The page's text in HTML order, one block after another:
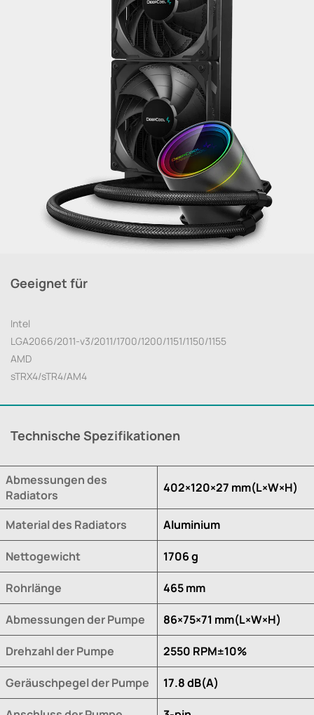
Geeignet für
Intel
LGA2066/2011-v3/2011/1700/1200/1151/1150/1155
AMD
sTRX4/sTR4/AM4
Technische Spezifikationen
Abmessungen des
Radiators
402×120×27 mm(L×W×H)
Material des Radiators Aluminium
Nettogewicht 1706 g
Rohrlänge 465 mm
Abmessungen der Pumpe 86×75×71 mm(L×W×H)
Drehzahl der Pumpe 2550 RPM±10%
Geräuschpegel der Pumpe 17.8 dB(A)